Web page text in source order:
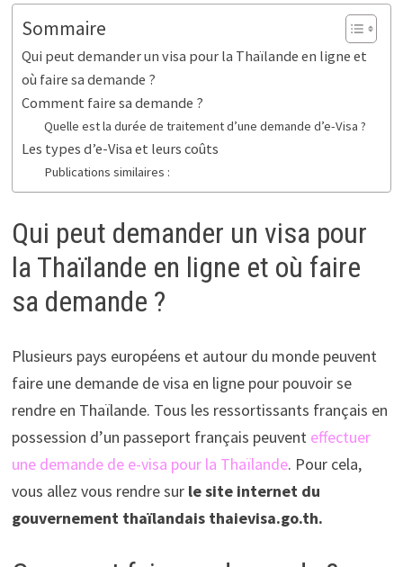
Sommaire
Qui peut demander un visa pour la Thaïlande en ligne et
où faire sa demande ?
Comment faire sa demande ?
Quelle est la durée de traitement d’une demande d’e-Visa ?
Les types d’e-Visa et leurs coûts
Publications similaires :
Qui peut demander un visa pour
la Thaïlande en ligne et où faire
sa demande ?
Plusieurs pays européens et autour du monde peuvent
faire une demande de visa en ligne pour pouvoir se
rendre en Thaïlande. Tous les ressortissants français en
possession d’un passeport français peuvent effectuer
une demande de e-visa pour la Thaïlande. Pour cela,
vous allez vous rendre surle site internet du
gouvernement thaïlandais thaievisa.go.th.